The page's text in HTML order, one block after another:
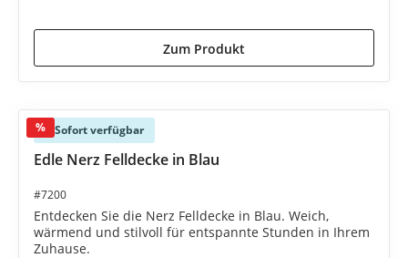
Zum Produkt
% Sofort verfügbar
Edle Nerz Felldecke in Blau
#7200
Entdecken Sie die Nerz Felldecke in Blau. Weich,
wärmend und stilvoll für entspannte Stunden in Ihrem
Zuhause.